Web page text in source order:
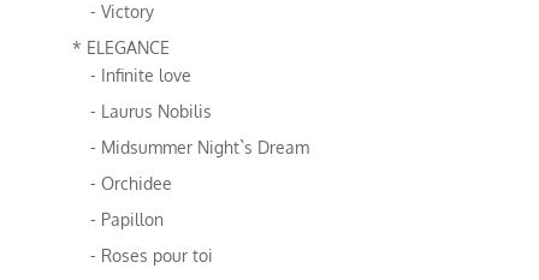
- Victory
* ELEGANCE
- Infinite love
- Laurus Nobilis
- Midsummer Night`s Dream
- Orchidee
- Papillon
- Roses pour toi